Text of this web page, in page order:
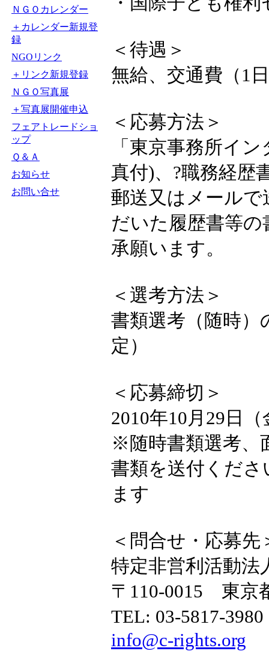
ＮＧＯカレンダー
＋カレンダー新規登
録
NGOリンク
＋リンク新規登録
ＮＧＯ写真展
＋写真展開催申込
フェアトレードショ
ップ
Ｑ＆Ａ
お知らせ
お問い合せ
＜待遇＞
無給、交通費（1
＜応募方法＞
「東京事務所イ
真付)、?職務経歴
郵送又はメール
だいた履歴書等
承願います。
＜選考方法＞
書類選考（随時）
定）
＜応募締切＞
2010年10月29日
※随時書類選考、
書類を送付くだ
ます
＜問合せ・応募先
特定非営利活動
〒110-0015 東京
TEL: 03-5817-
info@c-rights.org